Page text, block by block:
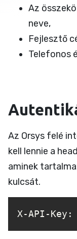
Az
neve,
Fejlesztő
Telefonos
Az Orsys felé
kell lennie a
aminek
kulcsát.
X-API-Key: